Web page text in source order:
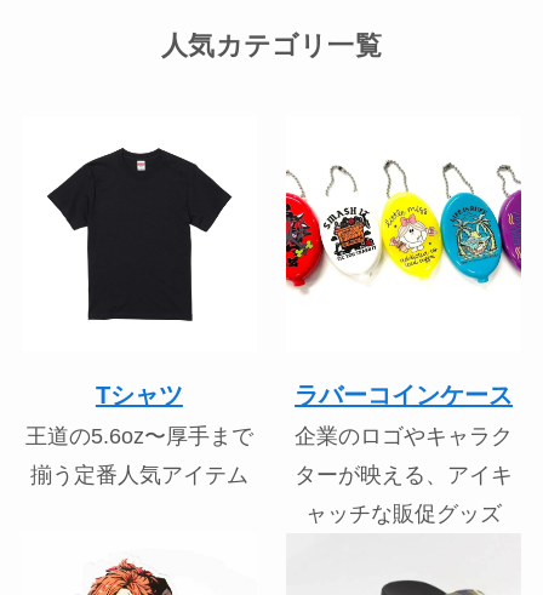
人気カテゴリ一覧
Tシャツ
王道の5.6oz〜厚手まで
揃う定番人気アイテム
ラバーコインケース
企業のロゴやキャラク
ターが映える、アイキ
ャッチな販促グッズ